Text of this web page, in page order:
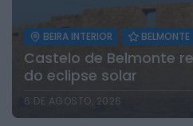
BEIRA INTERIOR BELMONTE
Castelo de Belmonte
do eclipse solar
6 DE AGOSTO, 2026